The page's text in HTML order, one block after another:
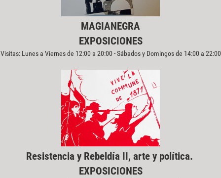
MAGIANEGRA
EXPOSICIONES
Visitas: Lunes a Viernes de 12:00 a 20:00 - Sábados y Domingos de 14:00 a 22:00
Resistencia y Rebeldía II, arte y política.
EXPOSICIONES